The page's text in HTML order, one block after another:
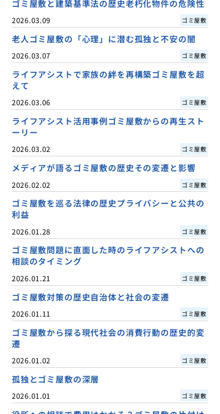
ゴミ屋敷と建築基準法の歴史老朽化物件の危険性
2026.03.09 ゴミ屋敷
老人ゴミ屋敷の「心理」に潜む孤独と不安の闇
2026.03.07 ゴミ屋敷
ライフアシストで家族の絆を再構築ゴミ屋敷を超
えて
2026.03.06 ゴミ屋敷
ライフアシスト活用事例ゴミ屋敷からの再生スト
ーリー
2026.03.02 ゴミ屋敷
メディアが語るゴミ屋敷の歴史その変遷と影響
2026.02.02 ゴミ屋敷
ゴミ屋敷を巡る法律の歴史プライバシーと公共の
利益
2026.01.28 ゴミ屋敷
ゴミ屋敷問題に直面した時のライフアシストへの
相談のタイミング
2026.01.21 ゴミ屋敷
ゴミ屋敷対策の歴史自治体と社会の変遷
2026.01.11 ゴミ屋敷
ゴミ屋敷から探る現代社会の消費行動の歴史的変
遷
2026.01.02 ゴミ屋敷
孤独とゴミ屋敷の深層
2026.01.01 ゴミ屋敷